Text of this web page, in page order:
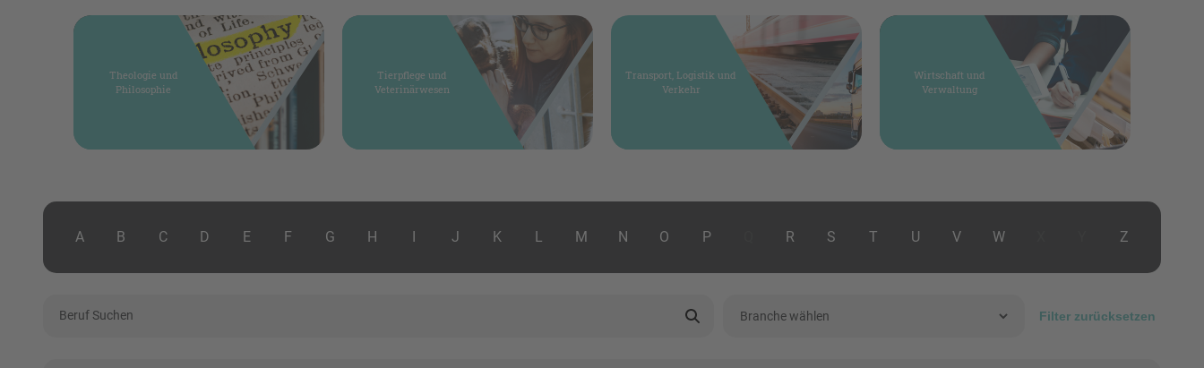
Theologie und
Philosophie
Tierpflege und
Veterinärwesen
Transport, Logistik und
Verkehr
Wirtschaft und
Verwaltung
A B C D E F G H J K L M N O P R S T U V W Z
Filter zurücksetzen